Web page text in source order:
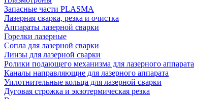
Запасные части PLASMA
Лазерная сварка, резка и очистка
Аппараты лазерной сварки
Горелки лазерные
Сопла для лазерной сварки
Линзы для лазерной сварки
Ролики подающего механизма для лазерного аппарата
Каналы направляющие для лазерного аппарата
Уплотнительные кольца для лазерной сварки
Дуговая строжка и экзотермическая резка